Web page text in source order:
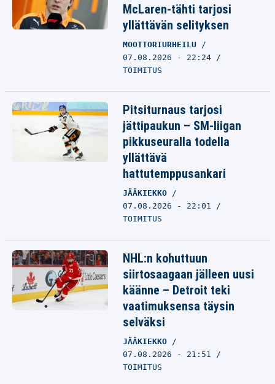
McLaren-tähti tarjosi
yllättävän selityksen
MOOTTORIURHEILU
07.08.2026 - 22:24
TOIMITUS
Pitsiturnaus tarjosi
jättipaukun – SM-liigan
pikkuseuralla todella
yllättävä
hattutemppusankari
JÄÄKIEKKO
07.08.2026 - 22:01
TOIMITUS
NHL:n kohuttuun
siirtosaagaan jälleen uusi
käänne – Detroit teki
vaatimuksensa täysin
selväksi
JÄÄKIEKKO
07.08.2026 - 21:51
TOIMITUS